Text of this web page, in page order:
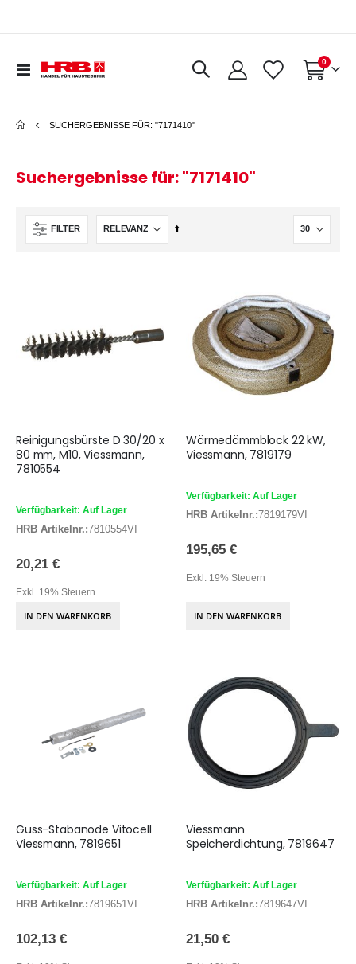
Navigation
Warenkorb
0Artikel
SUCHERGEBNISSE FÜR: "7171410"
Suchergebnisse für: "7171410"
FILTER
In
Reinigungsbürste D 30/20 x
80 mm, M10, Viessmann,
7810554
Verfügbarkeit: Auf Lager
HRB Artikelnr.:7810554VI
20,21 €
Exkl. 19% Steuern
IN DEN WARENKORB
Wärmedämmblock 22 kW,
Viessmann, 7819179
Verfügbarkeit: Auf Lager
HRB Artikelnr.:7819179VI
195,65 €
Exkl. 19% Steuern
IN DEN WARENKORB
Guss-Stabanode Vitocell
Viessmann, 7819651
Verfügbarkeit: Auf Lager
HRB Artikelnr.:7819651VI
102,13 €
Viessmann
Speicherdichtung, 7819647
Verfügbarkeit: Auf Lager
HRB Artikelnr.:7819647VI
21,50 €